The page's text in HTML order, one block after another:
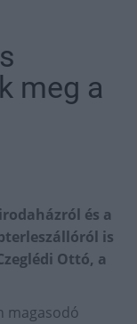
meg a
és a
is
Ottó, a
magasodó